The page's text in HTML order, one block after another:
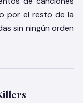
por el resto de la
sin ningún orden